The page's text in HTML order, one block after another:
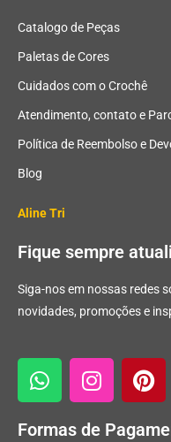
Catalogo de Peças
Paletas de Cores
Cuidados com o Crochê
Atendimento, contato e
Política de Reembolso e
Blog
Aline Tri
Fique sempre
Siga-nos em nossas redes
novidades, promoções e
Formas de